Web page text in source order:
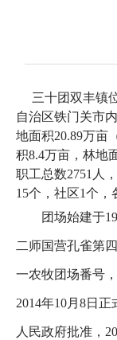
三十团双丰镇
自治区铁门关市
地面积20.89万亩
积8.4万亩，林地
职工总数2751人
15个，社区1个，
团场始建于
二师国营孔雀第
一农牧团场番号
2014年10月8日
人民政府批准，